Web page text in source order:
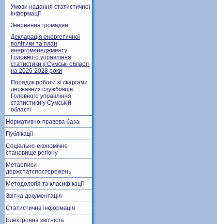
Умови надання статистичної
інформації
Звернення громадян
Декларація енергетичної
політики та план
енергоменеджменту
Головного управління
статистики у Сумські області
на 2026-2028 роки
Порядок роботи зі скаргами
державних службовців
Головного управління
статистики у Сумській
області
Нормативно-правова база
Публікації
Соціально-економічне
становище регіону
Метаописи
держстатспостережень
Методологія та класифікації
Звітна документація
Статистична інформація
Електронна звітність